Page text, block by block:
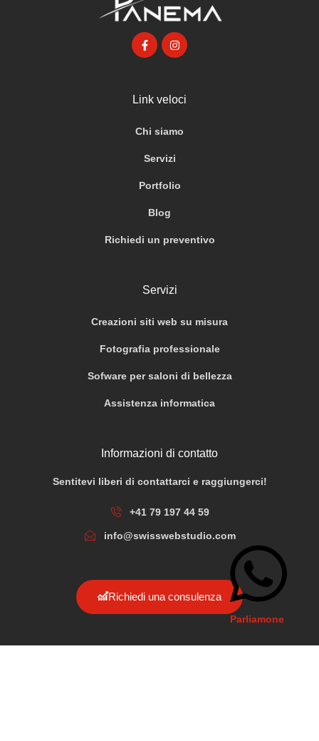
Link veloci
Chi siamo
Servizi
Portfolio
Blog
Richiedi un preventivo
Servizi
Creazioni siti web su misura
Fotografia professionale
Sofware per saloni di bellezza
Assistenza informatica
Informazioni di contatto
Sentitevi liberi di contattarci e raggiungerci!
+41 79 197 44 59
info@swisswebstudio.com
Richiedi una consulenza
Parliamone